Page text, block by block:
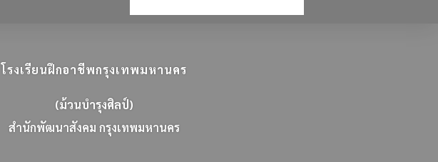
โรงเรียนฝึกอาชีพกรุงเทพมหานคร
(ม้วนบำรุงศิลป์)
สนกพฒนาสงคม กรงเทพมหานคร